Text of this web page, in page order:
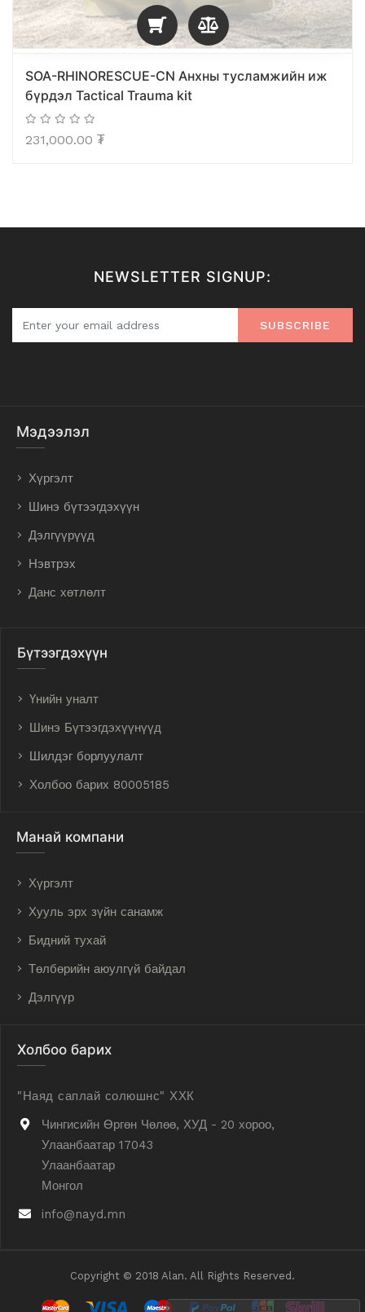
SOA-RHINORESCUE-CN Анхны тусламжийн иж
бүрдэл Tactical Trauma kit
231,000.00 ₮
NEWSLETTER SIGNUP:
SUBSCRIBE
Мэдээлэл
Хүргэлт
Шинэ бүтээгдэхүүн
Дэлгүүрүүд
Нэвтрэх
Данс хөтлөлт
Бүтээгдэхүүн
Үнийн уналт
Шинэ Бүтээгдэхүүнүүд
Шилдэг борлуулалт
Холбоо барих 80005185
Манай компани
Хүргэлт
Хууль эрх зүйн санамж
Бидний тухай
Төлбөрийн аюулгүй байдал
Дэлгүүр
Холбоо барих
"Наяд саплай солюшнс" ХХК
Чингисийн Өргөн Чөлөө, ХУД - 20 хороо,
Улаанбаатар 17043
Улаанбаатар
Монгол
info@nayd.mn
Copyright © 2018 Alan. All Rights Reserved.